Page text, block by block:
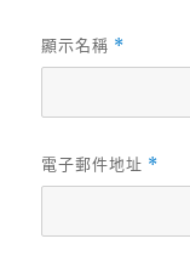
顯示名稱 *
電子郵件地址 *